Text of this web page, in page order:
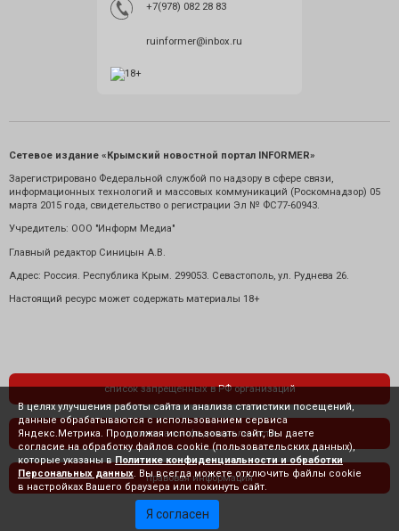
+7(978) 082 28 83
ruinformer@inbox.ru
Сетевое издание «Крымский новостной портал INFORMER»
Зарегистрировано Федеральной службой по надзору в сфере связи,
информационных технологий и массовых коммуникаций (Роскомнадзор) 05
марта 2015 года, свидетельство о регистрации Эл № ФС77-60943.
Учредитель: ООО "Информ Медиа"
Главный редактор Синицын А.В.
Адрес: Россия. Республика Крым. 299053. Севастополь, ул. Руднева 26.
Настоящий ресурс может содержать материалы 18+
список запрещенных в РФ организаций
политика конфиденциальности
правовая информация
В целях улучшения работы сайта и анализа статистики посещений,
данные обрабатываются с использованием сервиса
Яндекс.Метрика. Продолжая использовать сайт, Вы даете
согласие на обработку файлов cookie (пользовательских данных),
которые указаны в Политике конфиденциальности и обработки
Персональных данных . Вы всегда можете отключить файлы cookie
в настройках Вашего браузера или покинуть сайт.
Я согласен